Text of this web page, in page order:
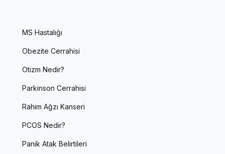
MS Hastalığı
Obezite Cerrahisi
Otizm Nedir?
Parkinson Cerrahisi
Rahim Ağzı Kanseri
PCOS Nedir?
Panik Atak Belirtileri